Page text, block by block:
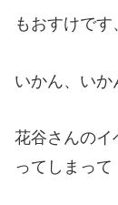
もおすけです
いかん、いか
花谷さんのイ
ってしまって